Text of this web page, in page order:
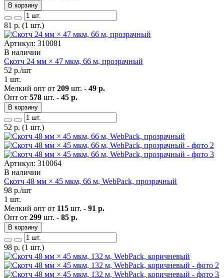
В корзину
81 р. (1 шт.)
Артикул: 310081
В наличии
Скотч 24 мм × 47 мкм, 66 м, прозрачный
52 р./шт
1 шт.
Мелкий опт от 209 шт. - 49 р.
Опт от 578 шт. - 45 р.
В корзину
52 р. (1 шт.)
Артикул: 310064
В наличии
Скотч 48 мм × 45 мкм, 66 м, WebPack, прозрачный
98 р./шт
1 шт.
Мелкий опт от 115 шт. - 91 р.
Опт от 299 шт. - 85 р.
В корзину
98 р. (1 шт.)